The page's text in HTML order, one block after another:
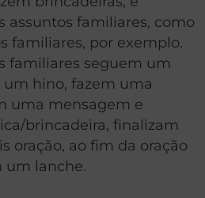
assuntos familiares, como
familiares, por exemplo.
familiares seguem um
hino, fazem uma
uma mensagem e
brincadeira, finalizam
oração, ao fim da oração
um lanche.